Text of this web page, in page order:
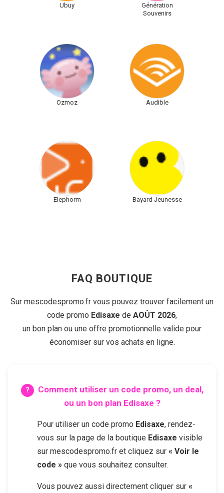
Ubuy
Génération
Souvenirs
Ozmoz Audible
Elephorm Bayard Jeunesse
FAQ BOUTIQUE
Sur mescodespromo.fr vous pouvez trouver facilement un
code promo Edisaxe de AOÛT 2026,
un bon plan ou une offre promotionnelle valide pour
économiser sur vos achats en ligne.
Comment utiliser un code promo, un deal,
ou un bon plan Edisaxe ?
Pour utiliser un code promo Edisaxe, rendez-
vous sur la page de la boutique Edisaxe visible
sur mescodespromo.fr et cliquez sur « Voir le
code » que vous souhaitez consulter.
Vous pouvez aussi directement cliquer sur «